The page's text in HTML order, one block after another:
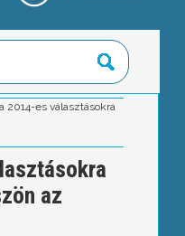
2014-es választásokra
az